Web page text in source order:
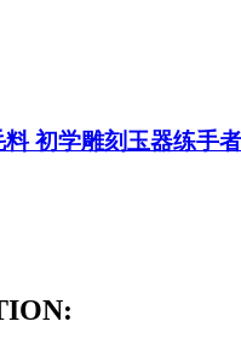
初学雕刻玉器练手